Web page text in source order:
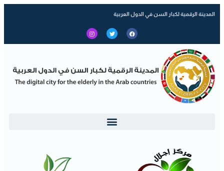
المدينة الرقمية لكبار السن في الدول العربية